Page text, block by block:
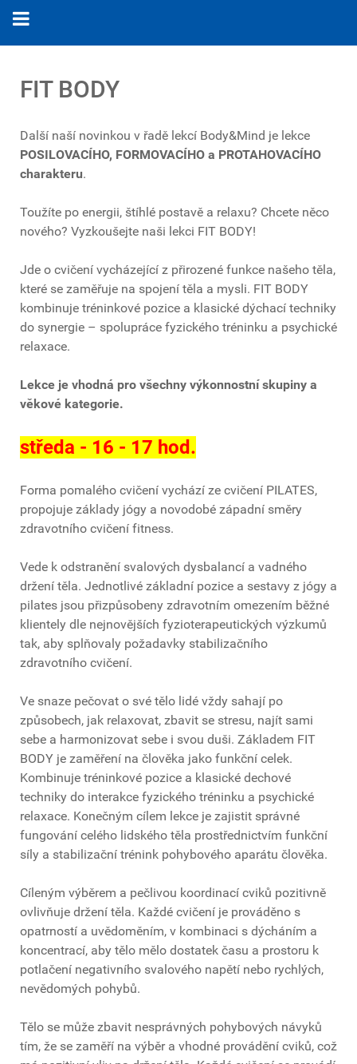
FIT BODY
Další naší novinkou v řadě lekcí Body&Mind je lekce
POSILOVACÍHO, FORMOVACÍHO a PROTAHOVACÍHO
charakteru.
Toužíte po energii, štíhlé postavě a relaxu? Chcete něco
nového? Vyzkoušejte naši lekci FIT BODY!
Jde o cvičení vycházející z přirozené funkce našeho těla,
které se zaměřuje na spojení těla a mysli. FIT BODY
kombinuje tréninkové pozice a klasické dýchací techniky
do synergie – spolupráce fyzického tréninku a psychické
relaxace.
Lekce je vhodná pro všechny výkonnostní skupiny a
věkové kategorie.
středa - 16 - 17 hod.
Forma pomalého cvičení vychází ze cvičení PILATES,
propojuje základy jógy a novodobé západní směry
zdravotního cvičení fitness.
Vede k odstranění svalových dysbalancí a vadného
držení těla. Jednotlivé základní pozice a sestavy z jógy a
pilates jsou přizpůsobeny zdravotním omezením běžné
klientely dle nejnovějších fyzioterapeutických výzkumů
tak, aby splňovaly požadavky stabilizačního
zdravotního cvičení.
Ve snaze pečovat o své tělo lidé vždy sahají po
způsobech, jak relaxovat, zbavit se stresu, najít sami
sebe a harmonizovat sebe i svou duši. Základem FIT
BODY je zaměření na člověka jako funkční celek.
Kombinuje tréninkové pozice a klasické dechové
techniky do interakce fyzického tréninku a psychické
relaxace. Konečným cílem lekce je zajistit správné
fungování celého lidského těla prostřednictvím funkční
síly a stabilizační trénink pohybového aparátu člověka.
Cíleným výběrem a pečlivou koordinací cviků pozitivně
ovlivňuje držení těla. Každé cvičení je prováděno s
opatrností a uvědoměním, v kombinaci s dýcháním a
koncentrací, aby tělo mělo dostatek času a prostoru k
potlačení negativního svalového napětí nebo rychlých,
nevědomých pohybů.
Tělo se může zbavit nesprávných pohybových návyků
tím, že se zaměří na výběr a vhodné provádění cviků, což